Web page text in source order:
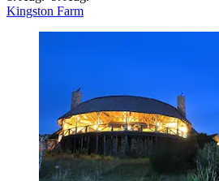
Kingston Farm